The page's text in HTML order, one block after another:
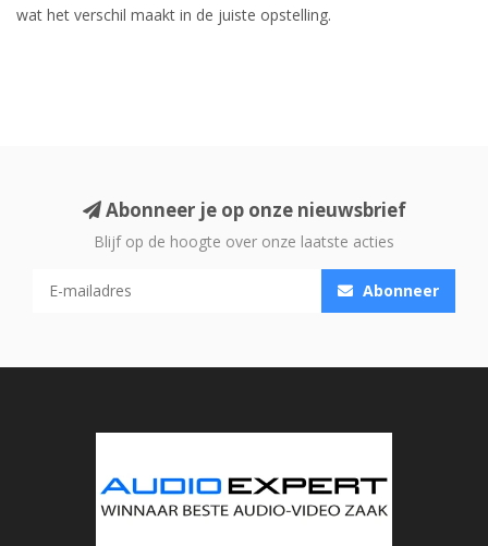
wat het verschil maakt in de juiste opstelling.
Abonneer je op onze nieuwsbrief
Blijf op de hoogte over onze laatste acties
Abonneer